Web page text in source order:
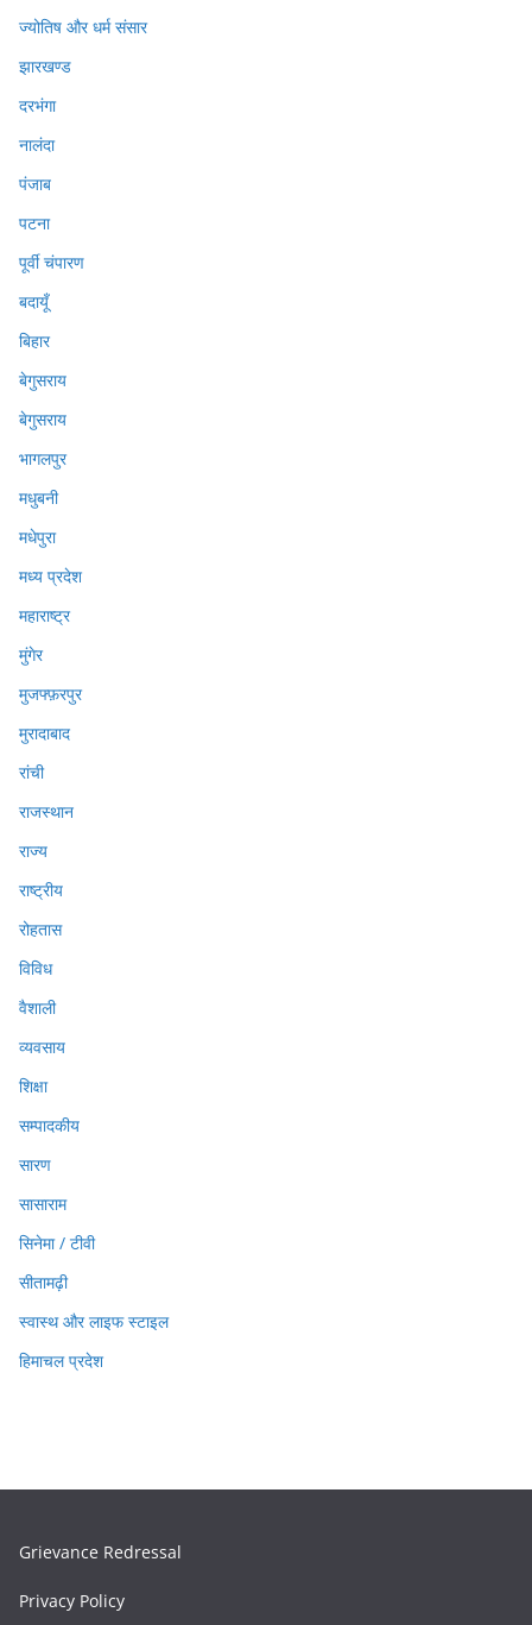
ज्योतिष और धर्म संसार
झारखण्ड
दरभंगा
नालंदा
पंजाब
पटना
पूर्वी चंपारण
बदायूँ
बिहार
बेगुसराय
बेगुसराय
भागलपुर
मधुबनी
मधेपुरा
मध्य प्रदेश
महाराष्ट्र
मुंगेर
मुजफ्फ़रपुर
मुरादाबाद
रांची
राजस्थान
राज्य
राष्ट्रीय
रोहतास
विविध
वैशाली
व्यवसाय
शिक्षा
सम्पादकीय
सारण
सासाराम
सिनेमा / टीवी
सीतामढ़ी
स्वास्थ और लाइफ स्टाइल
हिमाचल प्रदेश
Grievance Redressal
Privacy Policy